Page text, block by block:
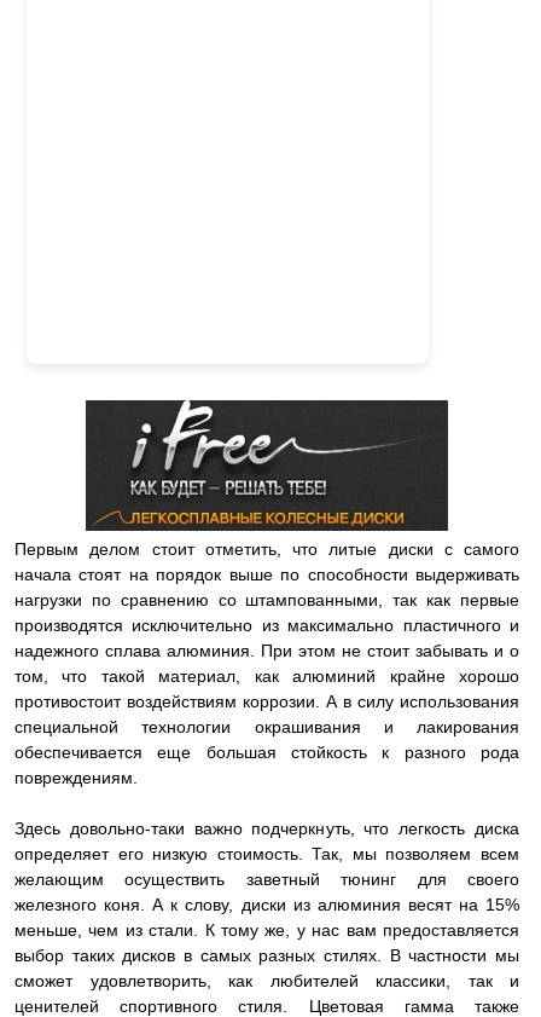
Первым делом стоит отметить, что литые диски с самого
начала стоят на порядок выше по способности выдерживать
нагрузки по сравнению со штампованными, так как первые
производятся исключительно из максимально пластичного и
надежного сплава алюминия. При этом не стоит забывать и о
том, что такой материал, как алюминий крайне хорошо
противостоит воздействиям коррозии. А в силу использования
специальной технологии окрашивания и лакирования
обеспечивается еще большая стойкость к разного рода
повреждениям.
Здесь довольно-таки важно подчеркнуть, что легкость диска
определяет его низкую стоимость. Так, мы позволяем всем
желающим осуществить заветный тюнинг для своего
железного коня. А к слову, диски из алюминия весят на 15%
меньше, чем из стали. К тому же, у нас вам предоставляется
выбор таких дисков в самых разных стилях. В частности мы
сможет удовлетворить, как любителей классики, так и
ценителей спортивного стиля. Цветовая гамма также